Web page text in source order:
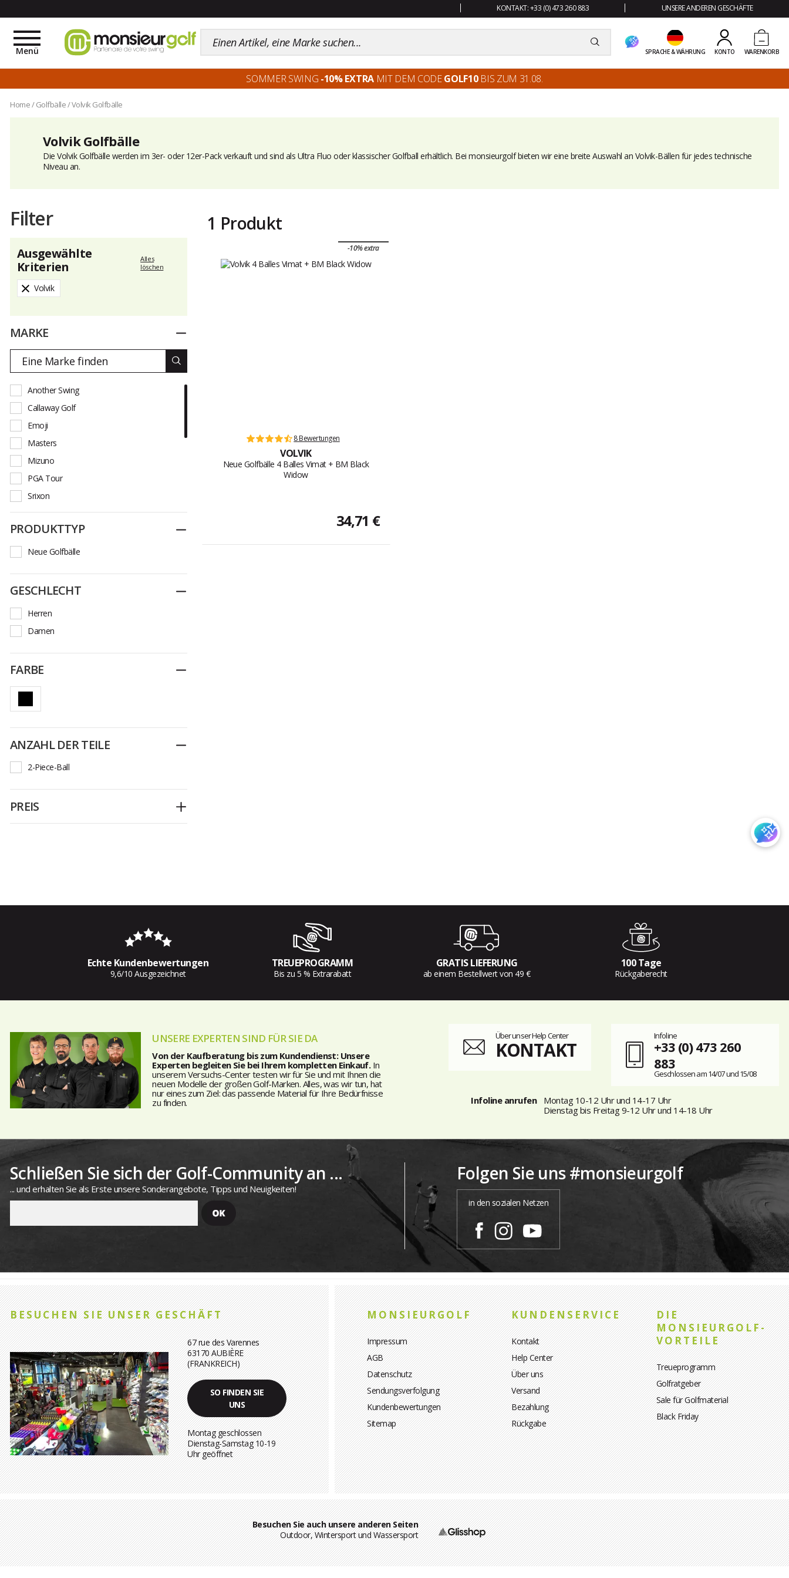
KONTAKT: +33 (0) 473 260 883 UNSERE ANDEREN GESCHÄFTE
SPRACHE & WÄHRUNG KONTO WARENKORB
Toggle
navigation
Menü
SOMMER SWING -10% EXTRAMIT DEM CODEGOLF10BIS ZUM 31.08.
Home/ Golfbälle/Volvik Golfbälle
Volvik Golfbälle
Die Volvik Golfbälle werden im 3er- oder 12er-Pack verkauft und sind als Ultra Fluo oder klassischer Golfball erhältlich. Bei monsieurgolfbieten wir eine breite Auswahl an Volvik-Bällen für jedes technische
Niveau an.
Filter
Ausgewählte
Kriterien
Alles
löschen
Volvik
MARKE Zuklappen
Another Swing
Callaway Golf
Emoji
Masters
Mizuno
PGA Tour
Srixon
Taylormade
Titleist
Volvik
PRODUKTTYP Zuklappen
Neue Golfbälle
GESCHLECHT Zuklappen
Herren
Damen
FARBE Zuklappen
ANZAHL DER TEILE Zuklappen
2-Piece-Ball
PREIS Ausklappen
1 Produkt
-10% extra
8 Bewertungen
VOLVIK
Neue Golfbälle 4 Balles Vimat + BM Black
Widow
34,71 €
Echte Kundenbewertungen
9,6/10 Ausgezeichnet
TREUEPROGRAMM
Bis zu 5 % Extrarabatt
GRATIS LIEFERUNG
ab einem Bestellwert von 49 €
100 Tage
Rückgaberecht
UNSERE EXPERTEN SIND FÜR SIE DA
Von der Kaufberatung bis zum Kundendienst: Unsere
Experten begleiten Sie bei Ihrem kompletten Einkauf.In
unserem Versuchs-Center testen wir für Sie und mit Ihnen die
neuen Modelle der großen Golf-Marken. Alles, was wir tun, hat
nur eines zum Ziel: das passende Material für Ihre Bedürfnisse
zu finden.
Über unser Help Center
KONTAKT
Infoline
+33 (0) 473 260
883
Geschlossen am 14/07 und 15/08
Infoline anrufen
Montag 10-12 Uhr und 14-17 Uhr
Dienstag bis Freitag 9-12 Uhr und 14-18 Uhr
Schließen Sie sich der Golf-Community an ...
... und erhalten Sie als Erste unsere Sonderangebote, Tipps und Neuigkeiten!
Folgen Sie uns #monsieurgolf
in den sozialen Netzen
BESUCHEN SIE UNSER GESCHÄFT
67 rue des Varennes
63170 AUBIÈRE
(FRANKREICH)
SO FINDEN SIE
UNS
Montag geschlossen
Dienstag-Samstag 10-19
Uhr geöffnet
MONSIEURGOLF
Impressum
AGB
Datenschutz
Sendungsverfolgung
Kundenbewertungen
Sitemap
KUNDENSERVICE
Kontakt
Help Center
Über uns
Versand
Bezahlung
Rückgabe
DIE
MONSIEURGOLF-
VORTEILE
Treueprogramm
Golfratgeber
Sale für Golfmaterial
Black Friday
Besuchen Sie auch unsere anderen Seiten
Outdoor, Wintersport und Wassersport